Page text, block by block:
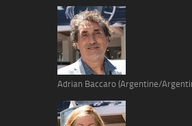
Adrian Baccaro (Argentine/